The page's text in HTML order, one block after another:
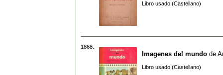
Libro usado (Castellano)
1868.
Imagenes del mundo de
Libro usado (Castellano)